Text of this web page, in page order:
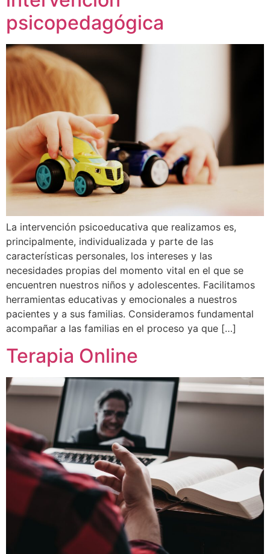
psicopedagógica
La intervención psicoeducativa que realizamos es,
principalmente, individualizada y parte de las
características personales, los intereses y las
necesidades propias del momento vital en el que se
encuentren nuestros niños y adolescentes. Facilitamos
herramientas educativas y emocionales a nuestros
pacientes y a sus familias. Consideramos fundamental
acompañar a las familias en el proceso ya que […]
Terapia Online